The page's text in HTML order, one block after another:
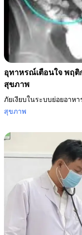
อุทาหรณ์เตือนใจ พฤติ
สุขภาพ
ภัยเงียบในระบบย่อยอาห
สุขภาพ